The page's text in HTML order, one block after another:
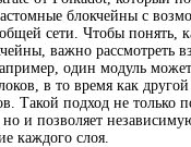
блокчейны с
сети. Чтобы понять,
важно рассмотреть
один модуль может
в то время как
Такой подход не только
и позволяет
каждого слоя.